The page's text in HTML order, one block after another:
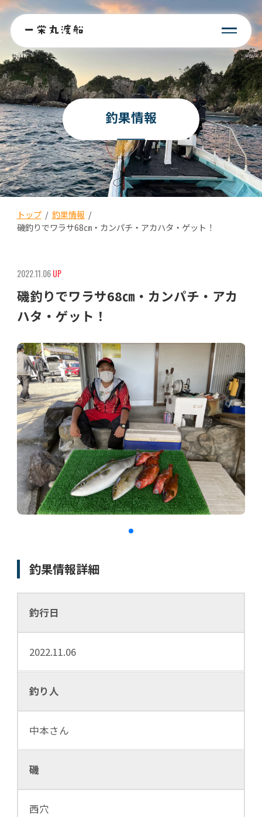
釣果情報
トップ/ 釣果情報 /
磯釣りでワラサ68㎝・カンパチ・アカハタ・ゲット！
2022.11.06UP
磯釣りでワラサ68㎝・カンパチ・アカ
ハタ・ゲット！
釣果情報詳細
釣行日
2022.11.06
釣り人
中本さん
磯
西穴